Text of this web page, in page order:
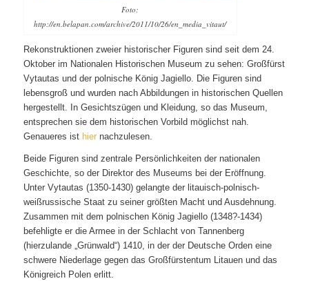
Foto:
http://en.belapan.com/archive/2011/10/26/en_media_vitaut/
Rekonstruktionen zweier historischer Figuren sind seit dem 24.
Oktober im Nationalen Historischen Museum zu sehen: Großfürst
Vytautas und der polnische König Jagiello. Die Figuren sind
lebensgroß und wurden nach Abbildungen in historischen Quellen
hergestellt. In Gesichtszügen und Kleidung, so das Museum,
entsprechen sie dem historischen Vorbild möglichst nah.
Genaueres ist hier nachzulesen.
Beide Figuren sind zentrale Persönlichkeiten der nationalen
Geschichte, so der Direktor des Museums bei der Eröffnung.
Unter Vytautas (1350-1430) gelangte der litauisch-polnisch-
weißrussische Staat zu seiner größten Macht und Ausdehnung.
Zusammen mit dem polnischen König Jagiello (1348?-1434)
befehligte er die Armee in der Schlacht von Tannenberg
(hierzulande „Grünwald“) 1410, in der der Deutsche Orden eine
schwere Niederlage gegen das Großfürstentum Litauen und das
Königreich Polen erlitt.